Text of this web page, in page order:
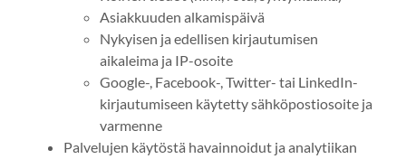
Asiakkuuden alkamispäivä
Nykyisen ja edellisen kirjautumisen
aikaleima ja IP-osoite
Google-, Facebook-, Twitter- tai LinkedIn-
kirjautumiseen käytetty sähköpostiosoite ja
varmenne
Palvelujen käytöstä havainnoidut ja analytiikan